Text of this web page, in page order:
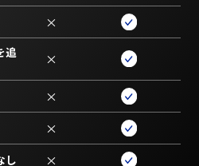
×
追
×
×
×
し ×